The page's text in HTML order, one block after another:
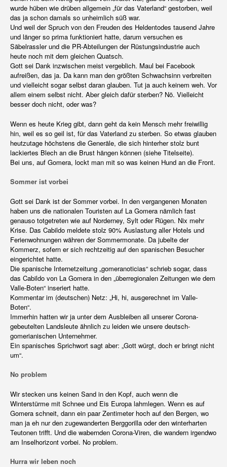
wurde hüben wie drüben allgemein „für das Vaterland“ gestorben, weil
das ja schon damals so unheimlich süß war.
Und weil der Spruch von den Freuden des Heldentodes tausend Jahre
und länger so prima funktioniert hatte, darum versuchen es
Säbelrassler und die PR-Abteilungen der Rüstungsindustrie auch
heute noch mit dem gleichen Quatsch.
Gott sei Dank inzwischen meist vergeblich. Maul bei Facebook
aufreißen, das ja. Da kann man den größten Schwachsinn verbreiten
und vielleicht sogar selbst daran glauben. Tut ja auch keinem weh. Vor
allem einem selbst nicht. Aber gleich dafür sterben? Nö. Vielleicht
besser doch nicht, oder was?
Wenn es heute Krieg gibt, dann geht da kein Mensch mehr freiwillig
hin, weil es so geil ist, für das Vaterland zu sterben. So etwas glauben
heutzutage höchstens die Generäle, die sich hinterher stolz bunt
lackiertes Blech an die Brust hängen können (siehe Titelseite).
Bei uns, auf Gomera, lockt man mit so was keinen Hund an die Front.
Sommer ist vorbei
Gott sei Dank ist der Sommer vorbei. In den vergangenen Monaten
haben uns die nationalen Touristen auf La Gomera nämlich fast
genauso totgetreten wie auf Norderney, Sylt oder Rügen. Nix mehr
Krise. Das Cabildo meldete stolz 90% Auslastung aller Hotels und
Ferienwohnungen währen der Sommermonate. Da jubelte der
Kommerz, sofern er sich rechtzeitig auf den spanischen Besucher
eingerichtet hatte.
Die spanische Internetzeitung „gomeranoticias“ schrieb sogar, dass
das Cabildo von La Gomera in den „überregionalen Zeitungen wie dem
Valle-Boten“ inseriert hatte.
Kommentar im (deutschen) Netz: „Hi, hi, ausgerechnet im Valle-
Boten“.
Immerhin hatten wir ja unter dem Ausbleiben all unserer Corona-
gebeutelten Landsleute ähnlich zu leiden wie unsere deutsch-
gomerianischen Unternehmer.
Ein spanisches Sprichwort sagt aber: „Gott würgt, doch er bringt nicht
um“.
No problem
Wir stecken uns keinen Sand in den Kopf, auch wenn die
Winterstürme mit Schnee und Eis Europa lahmlegen. Wenn es auf
Gomera schneit, dann ein paar Zentimeter hoch auf den Bergen, wo
man ja eh nur den zugewanderten Berggorilla oder den winterharten
Teutonen trifft. Und die wabernden Corona-Viren, die wandern irgendwo
am Inselhorizont vorbei. No problem.
Hurra wir leben noch